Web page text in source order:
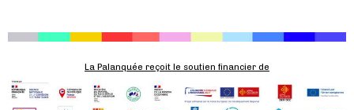
e
n
La Palanquée reçoit le soutien financier de